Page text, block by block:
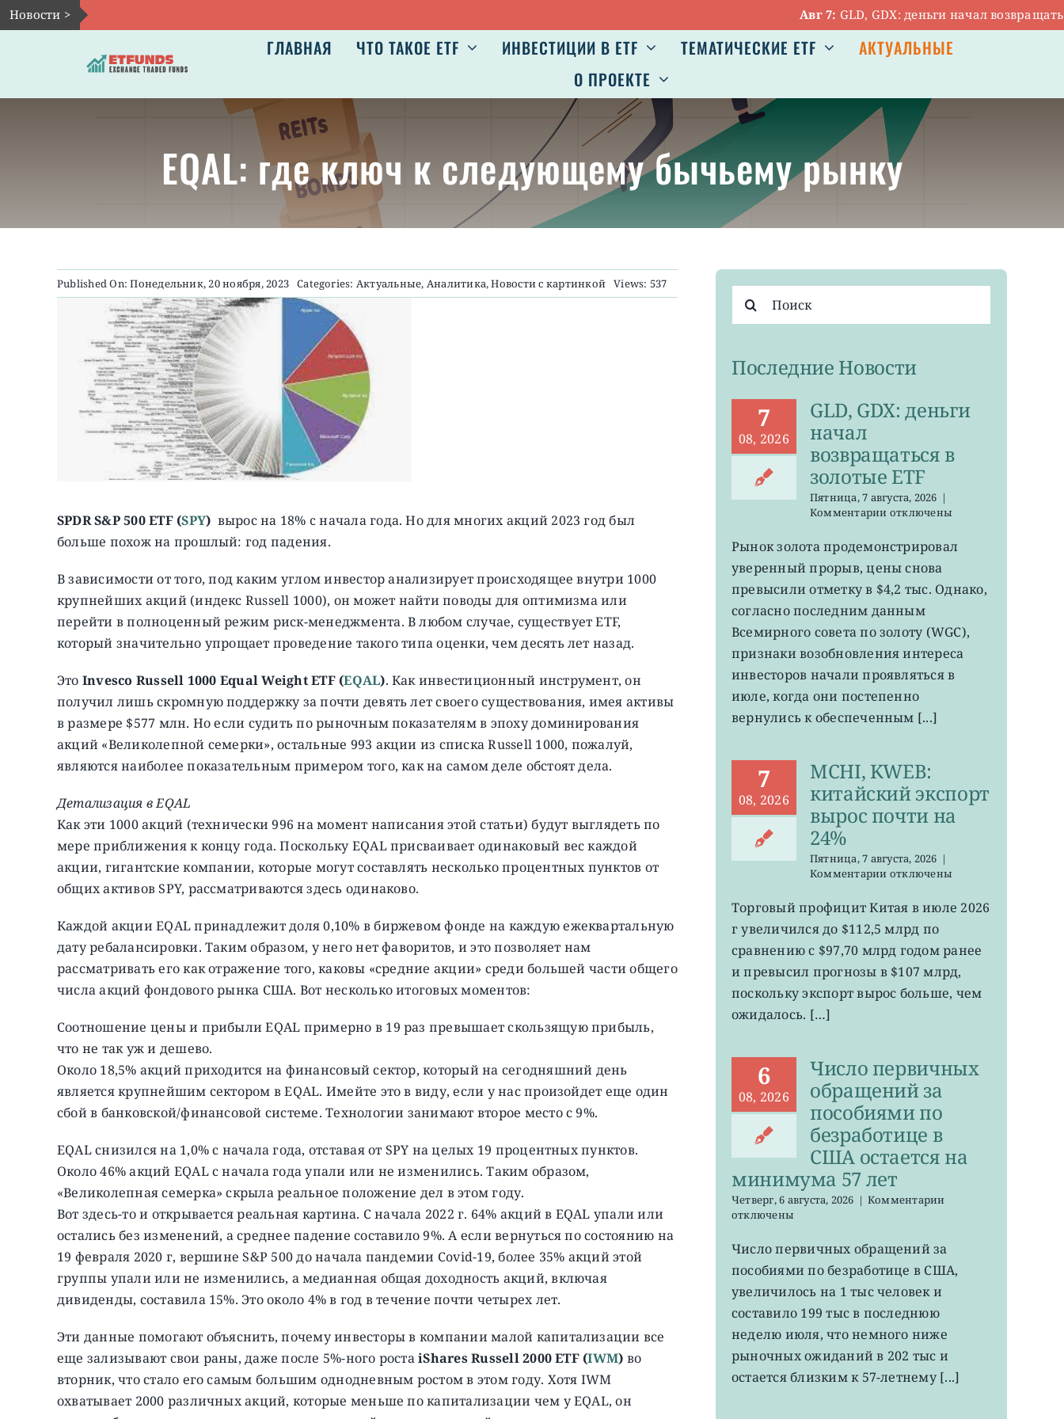
Skip
to
Новости > Авг 7:GLD, GDX: деньги начал возвращаться в
ГЛАВНАЯ ЧТО ТАКОЕ ETF ИНВЕСТИЦИИ В ETF ТЕМАТИЧЕСКИЕ ETF
АКТУАЛЬНЫЕ
О ПРОЕКТЕ
EQAL: где ключ к следующему бычьему рынку
Published On: Понедельник, 20 ноября, 2023 Categories: Актуальные, Аналитика,Новости с картинкой Views: 537
SPDR S&P 500 ETF (SPY) вырос на 18% c начала года. Но для многих акций 2023 год был
больше похож на прошлый: год падения.
В зависимости от того, под каким углом инвестор анализирует происходящее внутри 1000
крупнейших акций (индекс Russell 1000), он может найти поводы для оптимизма или
перейти в полноценный режим риск-менеджмента. В любом случае, существует ETF,
который значительно упрощает проведение такого типа оценки, чем десять лет назад.
Это Invesco Russell 1000 Equal Weight ETF (EQAL). Как инвестиционный инструмент, он
получил лишь скромную поддержку за почти девять лет своего существования, имея активы
в размере $577 млн. Но если судить по рыночным показателям в эпоху доминирования
акций «Великолепной семерки», остальные 993 акции из списка Russell 1000, пожалуй,
являются наиболее показательным примером того, как на самом деле обстоят дела.
Детализация в EQAL
Как эти 1000 акций (технически 996 на момент написания этой статьи) будут выглядеть по
мере приближения к концу года. Поскольку EQAL присваивает одинаковый вес каждой
акции, гигантские компании, которые могут составлять несколько процентных пунктов от
общих активов SPY, рассматриваются здесь одинаково.
Каждой акции EQAL принадлежит доля 0,10% в биржевом фонде на каждую ежеквартальную
дату ребалансировки. Таким образом, у него нет фаворитов, и это позволяет нам
рассматривать его как отражение того, каковы «средние акции» среди большей части общего
числа акций фондового рынка США. Вот несколько итоговых моментов:
Соотношение цены и прибыли EQAL примерно в 19 раз превышает скользящую прибыль,
что не так уж и дешево.
Около 18,5% акций приходится на финансовый сектор, который на сегодняшний день
является крупнейшим сектором в EQAL. Имейте это в виду, если у нас произойдет еще один
сбой в банковской/финансовой системе. Технологии занимают второе место с 9%.
EQAL снизился на 1,0% с начала года, отставая от SPY ​​на целых 19 процентных пунктов.
Около 46% акций EQAL с начала года упали или не изменились. Таким образом,
«Великолепная семерка» скрыла реальное положение дел в этом году.
Вот здесь-то и открывается реальная картина. С начала 2022 г. 64% акций в EQAL упали или
остались без изменений, а среднее падение составило 9%. А если вернуться по состоянию на
19 февраля 2020 г, вершине S&P 500 до начала пандемии Covid-19, более 35% акций этой
группы упали или не изменились, а медианная общая доходность акций, включая
дивиденды, составила 15%. Это около 4% в год в течение почти четырех лет.
Эти данные помогают объяснить, почему инвесторы в компании малой капитализации все
еще зализывают свои раны, даже после 5%-ного ростаiShares Russell 2000 ETF (IWM) во
вторник, что стало его самым большим однодневным ростом в этом году. Хотя IWM
охватывает 2000 различных акций, которые меньше по капитализации чем у EQAL, он
поиска:
Последние Новости
7
08, 2026
GLD, GDX: деньги
начал
возвращаться в
золотые ETF
Пятница, 7 августа, 2026 |
Комментариик
GLD,
GDX:
деньги
начал
в
золотые
отключены
Рынок золота продемонстрировал
уверенный прорыв, цены снова
превысили отметку в $4,2 тыс. Однако,
согласно последним данным
Всемирного совета по золоту (WGC),
признаки возобновления интереса
инвесторов начали проявляться в
июле, когда они постепенно
вернулись к обеспеченным [...]
7
08, 2026
MCHI, KWEB:
китайский экспорт
вырос почти на
24%
Пятница, 7 августа, 2026 |
Комментариик
MCHI,
китайский
экспорт
почти
на
отключены
Торговый профицит Китая в июле 2026
г увеличился до $112,5 млрд по
сравнению с $97,70 млрд годом ранее
и превысил прогнозы в $107 млрд,
поскольку экспорт вырос больше, чем
ожидалось. […]
6
08, 2026
Число первичных
обращений за
пособиями по
безработице в
США остается на
минимума 57 лет
Четверг, 6 августа, 2026 | Комментариик
первичных
за
в
остается
на
отключены
Число первичных обращений за
пособиями по безработице в США,
увеличилось на 1 тыс человек и
составило 199 тыс в последнюю
неделю июля, что немного ниже
рыночных ожиданий в 202 тыс и
остается близким к 57-летнему [...]